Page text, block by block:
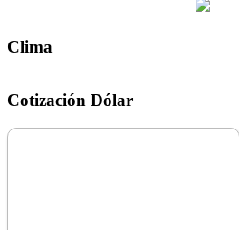
Clima
Cotización Dólar